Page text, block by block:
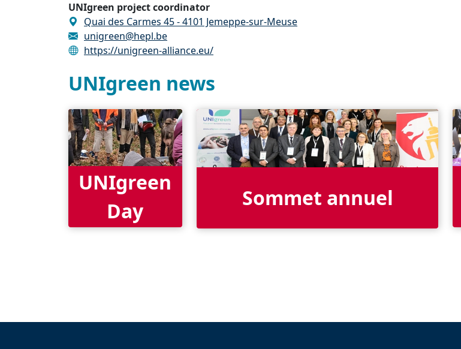
UNIgreen project coordinator
Quai des Carmes 45 - 4101 Jemeppe-sur-Meuse
unigreen@hepl.be
https://unigreen-alliance.eu/
UNIgreen news
UNIgreen
Day
Sommet annuel